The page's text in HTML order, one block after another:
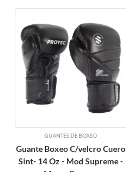
GUANTES DE BOXEO
Guante Boxeo C/velcro Cuero
Sint- 14 Oz - Mod Supreme -